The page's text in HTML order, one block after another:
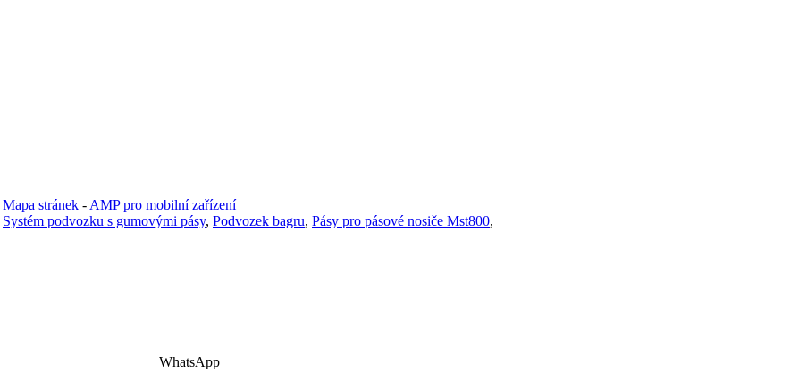
Mapa stránek - AMP pro mobilní zařízení
Systém podvozku s gumovými pásy, Podvozek bagru, Pásy pro pásové nosiče Mst800,
WhatsApp